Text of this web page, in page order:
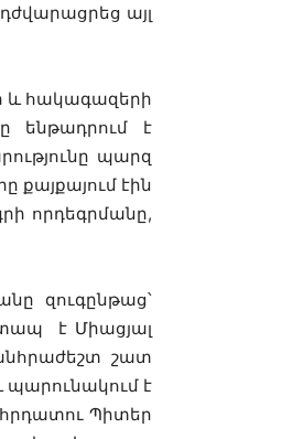
այլ
և հակագազերի
ենթադրում է
պարզ
քայքայում էին
որդեգրմանը,
զուգընթաց՝
է Միացյալ
շատ
պարունակում է
Պիտեր